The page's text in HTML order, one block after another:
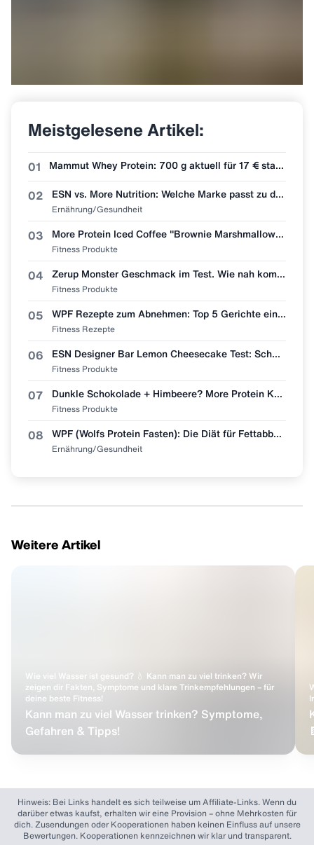
Meistgelesene Artikel:
01 Mammut Whey Protein: 700 g aktuell für 17 € statt 30 €
02 ESN vs. More Nutrition: Welche Marke passt zu dir?
Ernährung/Gesundheit
03 More Protein Iced Coffee "Brownie Marshmallow" im ehrlichen Test! 🧋🍫
Fitness Produkte
04 Zerup Monster Geschmack im Test. Wie nah kommt More Nutrition wirklich ran?
Fitness Produkte
05 WPF Rezepte zum Abnehmen: Top 5 Gerichte einfach nachmachen 🥩🥗
Fitness Rezepte
06 ESN Designer Bar Lemon Cheesecake Test: Schmeckt wie Zitronenkuchen?
Fitness Produkte
07 Dunkle Schokolade + Himbeere? More Protein Kaffee "Dark Chocolate Raspberry" im Test 🧋👀
Fitness Produkte
08 WPF (Wolfs Protein Fasten): Die Diät für Fettabbau & Muskel-Erhalt
Ernährung/Gesundheit
Weitere Artikel
Wie viel Wasser ist gesund? 💧 Kann man zu viel trinken? Wir
zeigen dir Fakten, Symptome und klare Trinkempfehlungen – für
deine beste Fitness!
Kann man zu viel Wasser trinken? Symptome,
Gefahren & Tipps!
Hinweis: Bei Links handelt es sich teilweise um Affiliate-Links. Wenn du
darüber etwas kaufst, erhalten wir eine Provision – ohne Mehrkosten für
dich. Zusendungen oder Kooperationen haben keinen Einfluss auf unsere
Bewertungen. Kooperationen kennzeichnen wir klar und transparent.